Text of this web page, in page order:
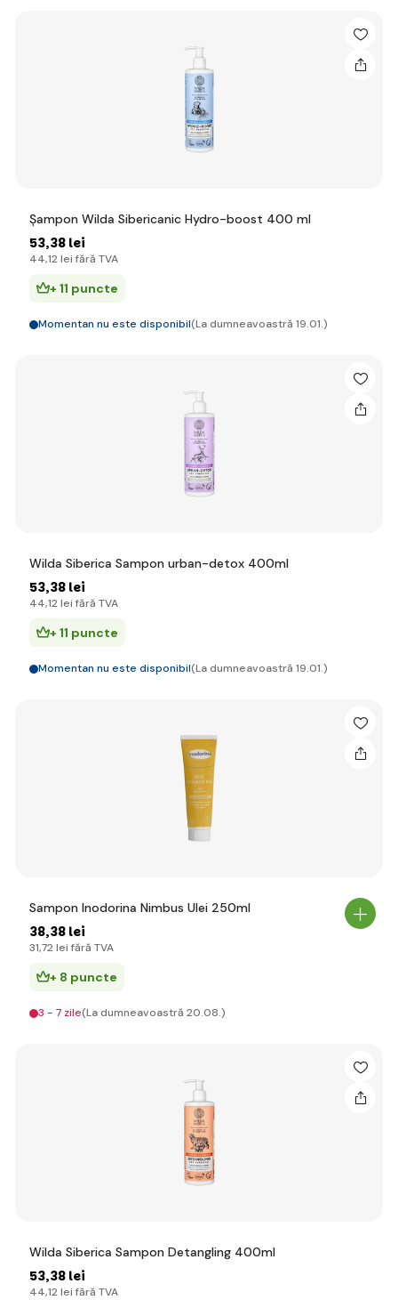
Șampon Wilda Sibericanic Hydro-boost 400 ml
53,38 lei
44,12 lei fără TVA
+ 11 puncte
Momentan nu este disponibil(La dumneavoastră 19.01.)
Wilda Siberica Sampon urban-detox 400ml
53,38 lei
44,12 lei fără TVA
+ 11 puncte
Momentan nu este disponibil(La dumneavoastră 19.01.)
Sampon Inodorina Nimbus Ulei 250ml
38,38 lei
31,72 lei fără TVA
+ 8 puncte
3 - 7 zile(La dumneavoastră 20.08.)
Wilda Siberica Sampon Detangling 400ml
53,38 lei
44,12 lei fără TVA